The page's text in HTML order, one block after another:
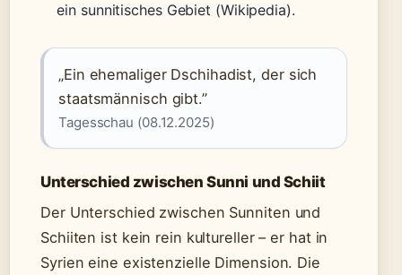
ein sunnitisches Gebiet (Wikipedia).
„Ein ehemaliger Dschihadist, der sich
staatsmännisch gibt.”
Tagesschau (08.12.2025)
Unterschied zwischen Sunni und Schiit
Der Unterschied zwischen Sunniten und
Schiiten ist kein rein kultureller – er hat in
Syrien eine existenzielle Dimension. Die